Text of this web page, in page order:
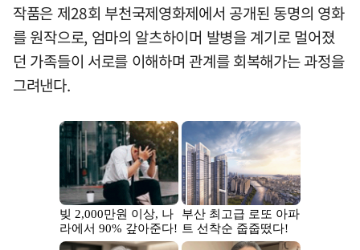
작품은 제28회 부천국제영화제에서 공개된 동명의 영화
를 원작으로, 엄마의 알츠하이머 발병을 계기로 멀어졌
던 가족들이 서로를 이해하며 관계를 회복해가는 과정을
그려낸다.